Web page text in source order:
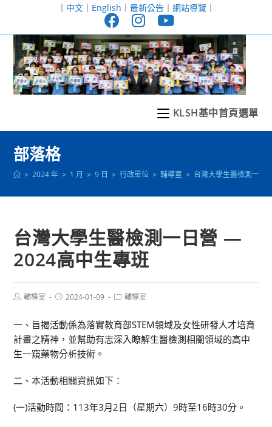
至
｜ 中文｜ English ｜ 最新公告｜ 網站導覽｜
KLSH基中首頁選單
部落格
> 2024 年 > 1 月 > 9 日 > 行政單位 > 輔導室 > 台灣大學生醫檢測一
台灣大學生醫檢測一日營 ―
2024高中生專班
Post輔導室
Post2024-01-09
Post輔導室
一、旨揭活動係為落實教育部STEM領域及女性研發人才培育
計畫之精神，並幫助有志深入瞭解生醫檢測相關領域的高中
生一窺藥物分析技術。
二、本活動相關資訊如下：
(一)活動時間：113年3月2日（星期六）9時至16時30分。